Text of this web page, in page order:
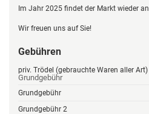
Im Jahr 2025 findet der Markt wieder
Wir freuen uns auf Sie!
Gebühren
priv. Trödel (gebrauchte Waren aller Art)
Grundgebühr
Grundgebühr
Grundgebühr 2